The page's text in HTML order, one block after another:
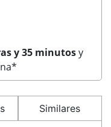
y 35 minutosy
Similares